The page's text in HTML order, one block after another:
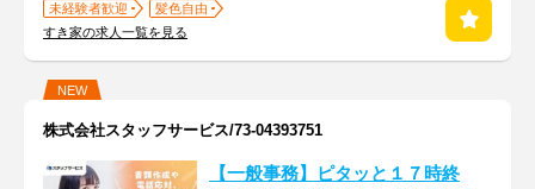
未経験者歓迎
髪色自由
すき家の求人一覧を見る
NEW
株式会社スタッフサービス/73-04393751
【一般事務】ピタッと１７時終